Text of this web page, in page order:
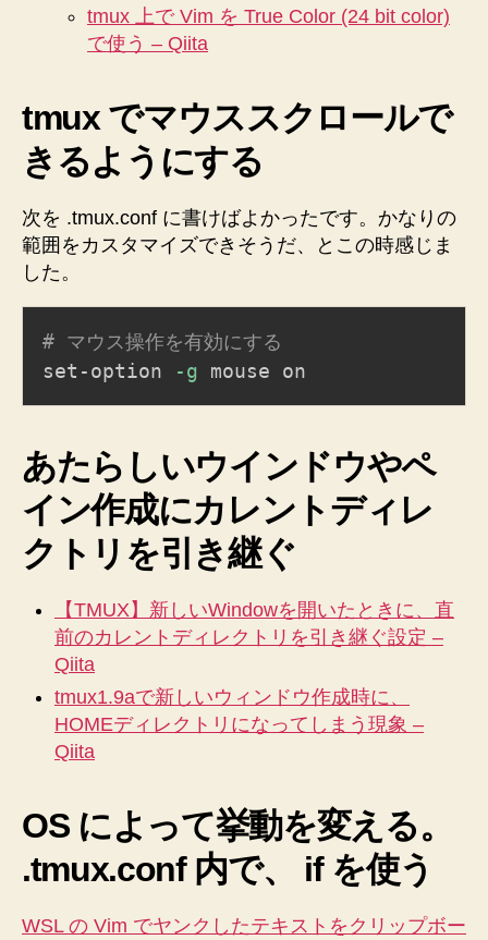
tmux 上で Vim を True Color (24 bit color)
で使う – Qiita
tmux でマウススクロールで
きるようにする
次を .tmux.conf に書けばよかったです。かなりの
範囲をカスタマイズできそうだ、とこの時感じま
した。
# マウス操作を有効にする
set-option
-g
あたらしいウインドウやペ
イン作成にカレントディレ
クトリを引き継ぐ
【TMUX】新しいWindowを開いたときに、直
前のカレントディレクトリを引き継ぐ設定 –
Qiita
tmux1.9aで新しいウィンドウ作成時に、
HOMEディレクトリになってしまう現象 –
Qiita
OS によって挙動を変える。
.tmux.conf 内で、 if を使う
WSL の Vim でヤンクしたテキストをクリップボー